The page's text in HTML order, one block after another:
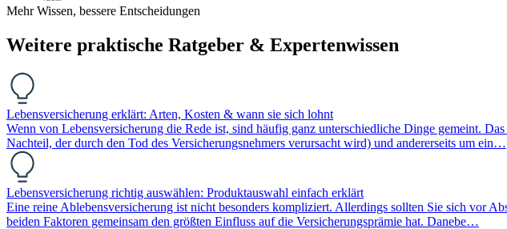
Mehr Wissen, bessere Entscheidungen
Weitere praktische Ratgeber & Expertenwissen
Lebensversicherung erklärt: Arten, Kosten & wann sie sich lohnt
Wenn von Lebensversicherung die Rede ist, sind häufig ganz unterschiedliche Dinge gemeint.
Nachteil, der durch den Tod des Versicherungsnehmers verursacht wird) und andererseits um ein…
Lebensversicherung richtig auswählen: Produktauswahl einfach erklärt
Eine reine Ablebensversicherung ist nicht besonders kompliziert. Allerdings sollten Sie sich vor
beiden Faktoren gemeinsam den größten Einfluss auf die Versicherungsprämie hat. Danebe…